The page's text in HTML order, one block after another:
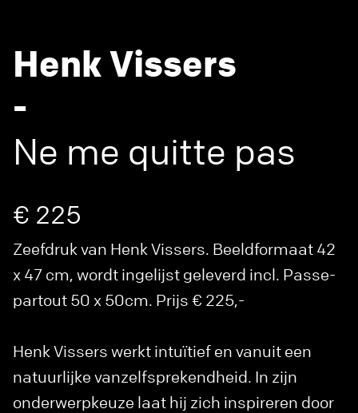
Henk Vissers
-
Ne me quitte pas
€ 225
Zeefdruk van Henk Vissers. Beeldformaat 42
x 47 cm, wordt ingelijst geleverd incl. Passe-
partout 50 x 50cm. Prijs € 225,-
Henk Vissers werkt intuïtief en vanuit een
natuurlijke vanzelfsprekendheid. In zijn
onderwerpkeuze laat hij zich inspireren door